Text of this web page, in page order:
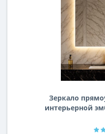
Зеркало
интерьерной